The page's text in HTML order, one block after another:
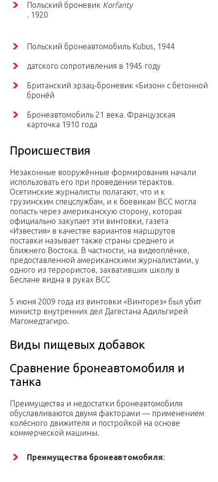
Польский броневик Korfanty
. 1920
Польский бронеавтомобиль Kubus, 1944
датского сопротивления в 1945 году
Британский эрзац-броневик «Бизон» с бетонной
бронёй
Бронеавтомобиль 21 века. Французская
карточка 1910 года
Происшествия
Незаконные вооружённые формирования начали
использовать его при проведении терактов.
Осетинские журналисты полагают, что и к
грузинским спецслужбам, и к боевикам ВСС могла
попасть через американскую сторону, которая
официально закупает эти винтовки, газета
«Известия» в качестве вариантов маршрутов
поставки называет также страны среднего и
ближнего Востока. В частности, на видеоплёнке,
предоставленной американскими журналистами, у
одного из террористов, захвативших школу в
Беслане видна в руках ВСС
5 июня 2009 года из винтовки «Винторез» был убит
министр внутренних дел Дагестана Адильгирей
Магомедтагиро.
Виды пищевых добавок
Сравнение бронеавтомобиля и
танка
Преимущества и недостатки бронеавтомобиля
обуславливаются двумя факторами — применением
колёсного движителя и постройкой на основе
коммерческой машины.
Преимущества бронеавтомобиля: